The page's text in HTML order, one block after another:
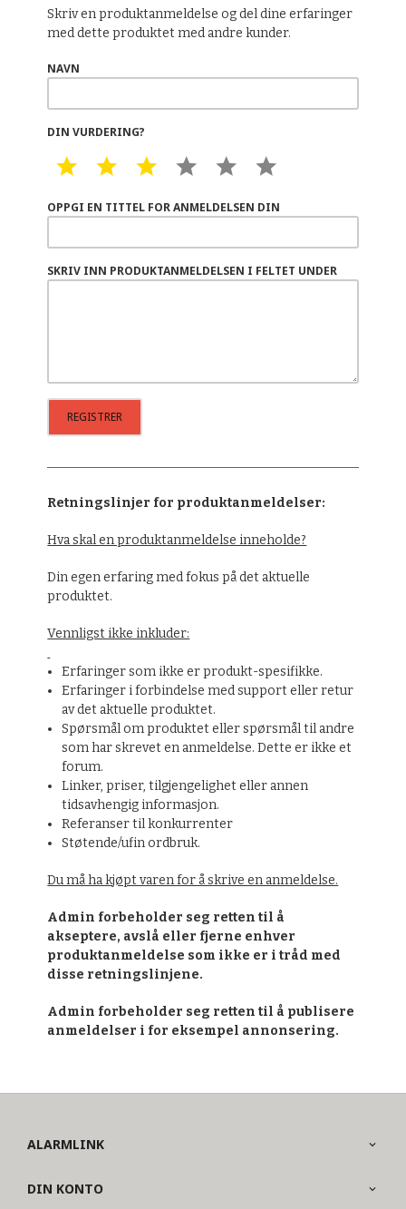
Skriv en produktanmeldelse og del dine erfaringer
med dette produktet med andre kunder.
NAVN
DIN VURDERING?
1 STAR2 STAR3 STAR4 STAR5 STAR
OPPGI EN TITTEL FOR ANMELDELSEN DIN
SKRIV INN PRODUKTANMELDELSEN I FELTET UNDER
Retningslinjer for produktanmeldelser:
Hva skal en produktanmeldelse inneholde?
Din egen erfaring med fokus på det aktuelle
produktet.
Vennligst ikke inkluder:
Erfaringer som ikke er produkt-spesifikke.
Erfaringer i forbindelse med support eller retur
av det aktuelle produktet.
Spørsmål om produktet eller spørsmål til andre
som har skrevet en anmeldelse. Dette er ikke et
forum.
Linker, priser, tilgjengelighet eller annen
tidsavhengig informasjon.
Referanser til konkurrenter
Støtende/ufin ordbruk.
Du må ha kjøpt varen for å skrive en anmeldelse.
Admin forbeholder seg retten til å
akseptere, avslå eller fjerne enhver
produktanmeldelse som ikke er i tråd med
disse retningslinjene.
Admin forbeholder seg retten til å publisere
anmeldelser i for eksempel annonsering.
ALARMLINK
DIN KONTO